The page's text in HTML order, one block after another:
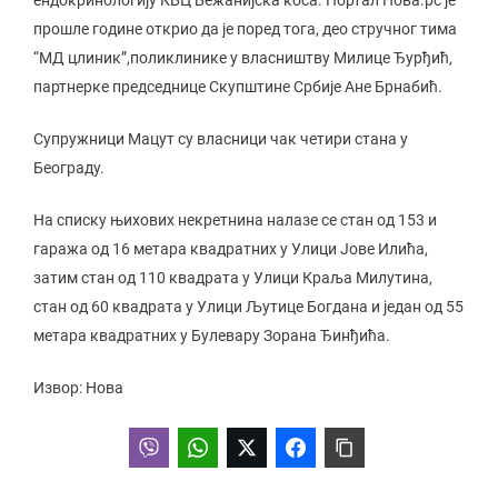
прошле године открио да је поред тога, део стручног тима
“МД цлиник”,поликлинике у власништву Милице Ђурђић,
партнерке председнице Скупштине Србије Ане Брнабић.
Супружници Мацут су власници чак четири стана у
Београду.
На списку њихових некретнина налазе се стан од 153 и
гаража од 16 метара квадратних у Улици Јове Илића,
затим стан од 110 квадрата у Улици Краља Милутина,
стан од 60 квадрата у Улици Љутице Богдана и један од 55
метара квадратних у Булевару Зорана Ђинђића.
Извор: Нова